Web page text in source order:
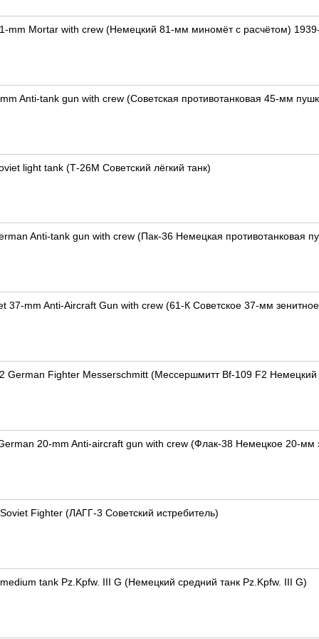
mm Mortar with crew (Немецкий 81-мм миномёт с расчётом)
Anti-tank gun with crew (Советская противотанковая 45-мм
light tank (Т-26М Советский лёгкий танк)
Anti-tank gun with crew (Пак-36 Немецкая противотанковая
37-mm Anti-Aircraft Gun with crew (61-К Советское 37-мм
German Fighter Messerschmitt (Мессершмитт Bf-109 F2 Немецкий
20-mm Anti-aircraft gun with crew (Флак-38 Немецкое 20-мм
Fighter (ЛАГГ-3 Советский истребитель)
tank Pz.Kpfw. III G (Немецкий средний танк Pz.Kpfw. III G)